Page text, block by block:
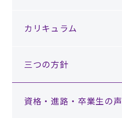
カリキュラム
三つの方針
資格・進路・卒業生の声